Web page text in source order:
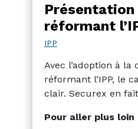
réformant
IPP
Avec l’adoption à
réformant l’IPP, le
clair. Securex en
avantageuses,
Pour aller plus loin